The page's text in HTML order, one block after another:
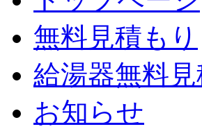
無料見積もり
給湯器無料見
お知らせ